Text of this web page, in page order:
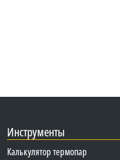
Инструменты
Калькулятор термопар